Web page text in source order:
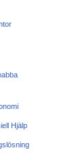
Hjälp